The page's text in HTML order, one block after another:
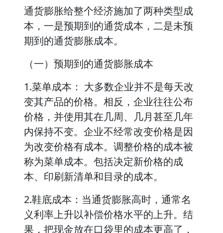
通货膨胀给整个经济施加了两种类型成
本，一是预期到的通货成本，二是未预
期到的通货膨胀成本。
（一）预期到的通货膨胀成本
1.菜单成本： 大多数企业并不是每天改
变其产品的价格。相反，企业往往公布
价格，并使用其在几周、几月甚至几年
内保持不变。企业不经常改变价格是因
为改变价格有成本。调整价格的成本被
称为菜单成本。包括决定新价格的成
本、印刷新清单和目录的成本。
2.鞋底成本：当通货膨胀高时，通常名
义利率上升以补偿价格水平的上升。结
果，把现金放在口袋里的成本更高了，